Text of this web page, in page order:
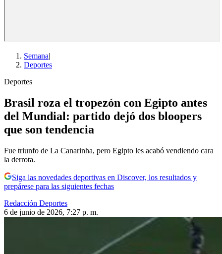
Semana|
Deportes
Deportes
Brasil roza el tropezón con Egipto antes
del Mundial: partido dejó dos bloopers
que son tendencia
Fue triunfo de La Canarinha, pero Egipto les acabó vendiendo cara
la derrota.
Siga las novedades deportivas en Discover, los resultados y
prepárese para las siguientes fechas
Redacción Deportes
6 de junio de 2026, 7:27 p. m.